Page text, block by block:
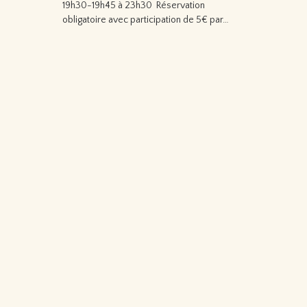
19h30-19h45 à 23h30 Réservation
obligatoire avec participation de 5€ par…